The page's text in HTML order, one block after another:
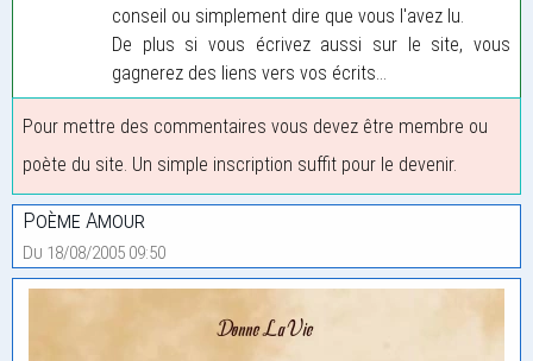
conseil ou simplement dire que vous l'avez lu.
De plus si vous écrivez aussi sur le site, vous
gagnerez des liens vers vos écrits...
Pour mettre des commentaires vous devez être membre ou
poète du site. Un simple inscription suffit pour le devenir.
Poème Amour
Du 18/08/2005 09:50